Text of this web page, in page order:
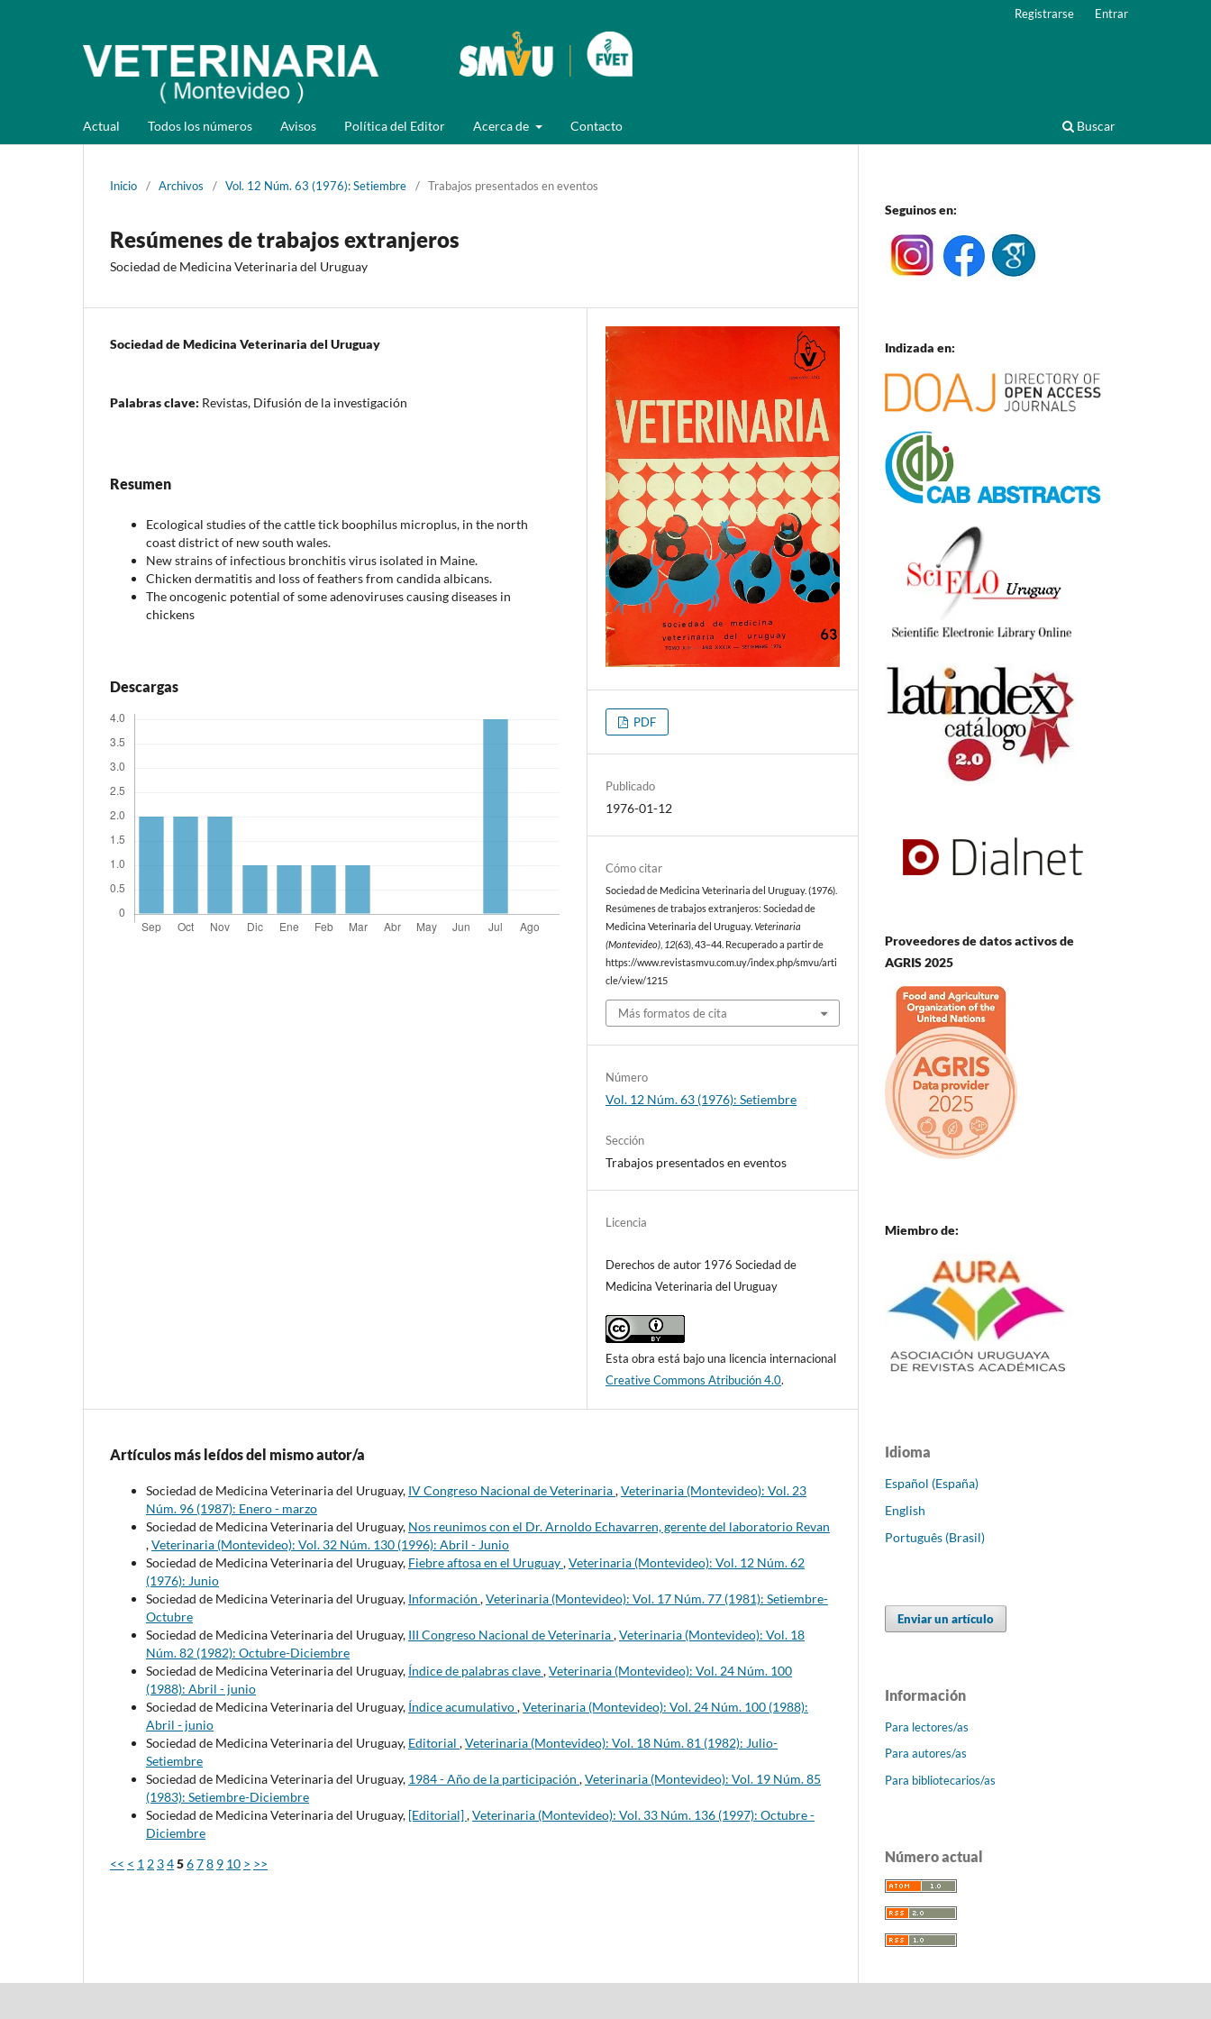
Actual Todos los números Avisos Política del Editor Acerca de Contacto Buscar
Registrarse Entrar
Inicio / Archivos / Vol. 12 Núm. 63 (1976): Setiembre / Trabajos presentados en eventos
Resúmenes de trabajos extranjeros
Sociedad de Medicina Veterinaria del Uruguay
Sociedad de Medicina Veterinaria del Uruguay
Palabras clave: Revistas, Difusión de la investigación
Resumen
Ecological studies of the cattle tick boophilus microplus, in the north
coast district of new south wales.
New strains of infectious bronchitis virus isolated in Maine.
Chicken dermatitis and loss of feathers from candida albicans.
The oncogenic potential of some adenoviruses causing diseases in
chickens
Descargas
PDF
Publicado
1976-01-12
Cómo citar
Sociedad de Medicina Veterinaria del Uruguay. (1976).
Resúmenes de trabajos extranjeros: Sociedad de
Medicina Veterinaria del Uruguay.Veterinaria
(Montevideo) 12(63), 43–44. Recuperado a partir de
https://www.revistasmvu.com.uy/index.php/smvu/arti
cle/view/1215
Más formatos de cita
Número
Vol. 12 Núm. 63 (1976): Setiembre
Sección
Trabajos presentados en eventos
Licencia
Derechos de autor 1976 Sociedad de
Medicina Veterinaria del Uruguay
Esta obra está bajo una licencia internacional
Creative Commons Atribución 4.0.
Artículos más leídos del mismo autor/a
Sociedad de Medicina Veterinaria del Uruguay, IV Congreso Nacional de Veterinaria,Veterinaria (Montevideo): Vol. 23
Núm. 96 (1987): Enero - marzo
Sociedad de Medicina Veterinaria del Uruguay, Nos reunimos con el Dr. Arnoldo Echavarren, gerente del laboratorio Revan
,Veterinaria (Montevideo): Vol. 32 Núm. 130 (1996): Abril - Junio
Sociedad de Medicina Veterinaria del Uruguay, Fiebre aftosa en el Uruguay,Veterinaria (Montevideo): Vol. 12 Núm. 62
(1976): Junio
Sociedad de Medicina Veterinaria del Uruguay, Información ,Veterinaria (Montevideo): Vol. 17 Núm. 77 (1981): Setiembre-
Octubre
Sociedad de Medicina Veterinaria del Uruguay, III Congreso Nacional de Veterinaria,Veterinaria (Montevideo): Vol. 18
Núm. 82 (1982): Octubre-Diciembre
Sociedad de Medicina Veterinaria del Uruguay, Índice de palabras clave,Veterinaria (Montevideo): Vol. 24 Núm. 100
(1988): Abril - junio
Sociedad de Medicina Veterinaria del Uruguay, Índice acumulativo,Veterinaria (Montevideo): Vol. 24 Núm. 100 (1988):
Abril - junio
Sociedad de Medicina Veterinaria del Uruguay, Editorial ,Veterinaria (Montevideo): Vol. 18 Núm. 81 (1982): Julio-
Setiembre
Sociedad de Medicina Veterinaria del Uruguay, 1984 - Año de la participación ,Veterinaria (Montevideo): Vol. 19 Núm. 85
(1983): Setiembre-Diciembre
Sociedad de Medicina Veterinaria del Uruguay, [Editorial],Veterinaria (Montevideo): Vol. 33 Núm. 136 (1997): Octubre -
Diciembre
<< < 1 2 345678 9 10 > >>
Seguinos en:
Indizada en:
Proveedores de datos activos de
AGRIS 2025
Miembro de:
Idioma
Español (España)
English
Português (Brasil)
Enviar un artículo
Información
Para lectores/as
Para autores/as
Para bibliotecarios/as
Número actual